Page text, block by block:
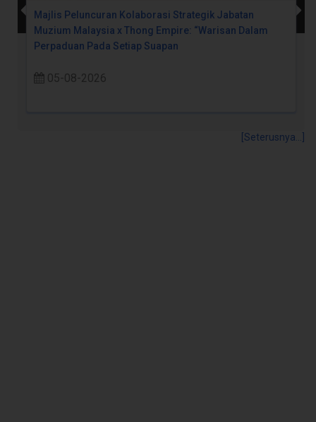
Majlis Peluncuran Kolaborasi Strategik Jabatan
Muzium Malaysia x Thong Empire: “Warisan Dalam
Perpaduan Pada Setiap Suapan
05-08-2026
[Seterusnya...]